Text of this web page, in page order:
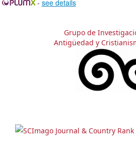
- see details
Grupo de
Antigüedad y